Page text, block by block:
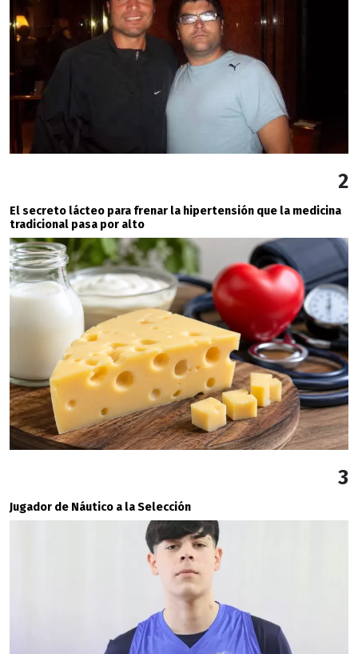
2
El secreto lácteo para frenar la hipertensión que la medicina
tradicional pasa por alto
3
Jugador de Náutico a la Selección